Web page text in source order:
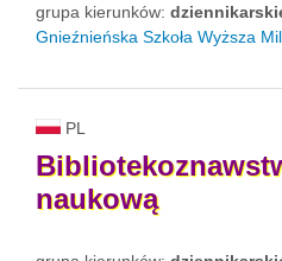
grupa kierunków:
Gnieźnieńska Szkoła Wyższa
PL
naukową